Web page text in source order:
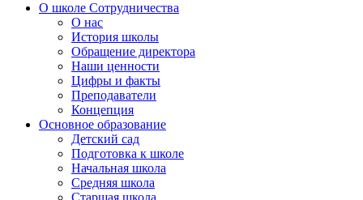
О школе Сотрудничества
О нас
История школы
Обращение директора
Наши ценности
Цифры и факты
Преподаватели
Концепция
Основное образование
Детский сад
Подготовка к школе
Начальная школа
Средняя школа
Старшая школа